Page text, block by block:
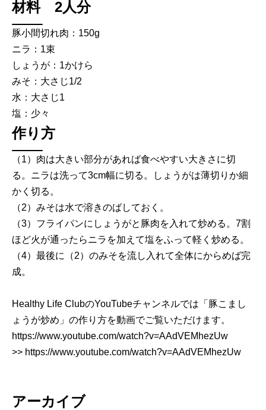
材料 2人分
豚小間切れ肉：150g
ニラ：1束
しょうが：1かけら
みそ：大さじ1/2
水：大さじ1
塩：少々
作り方
（1）肉は大きい部分があれば食べやすい大きさに切
る。ニラは洗って3cm幅に切る。しょうがは薄切りか細
かく切る。
（2）みそは水で溶きのばしておく。
（3）フライパンにしょうがと豚肉を入れて炒める。7割
ほど火が通ったらニラを加えて塩をふって軽く炒める。
（4）最後に（2）のみそを流し入れて全体にからめば完
成。
Healthy Life ClubのYouTubeチャンネルでは「豚こまし
ょうが炒め」の作り方を動画でご覧いただけます。
https://www.youtube.com/watch?v=AAdVEMhezUw
>> https://www.youtube.com/watch?v=AAdVEMhezUw
アーカイブ